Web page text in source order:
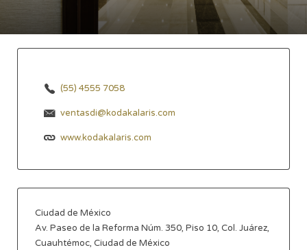
(55) 4555 7058
ventasdi@kodakalaris.com
www.kodakalaris.com
Ciudad de México
Av. Paseo de la Reforma Núm. 350, Piso 10, Col. Juárez,
Cuauhtémoc, Ciudad de México